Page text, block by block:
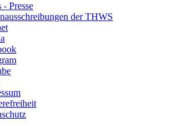
- Presse
der THWS